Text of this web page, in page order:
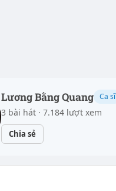
Lương Bằng Quang Ca sĩ
3 bài hát · 7.184 lượt xem
Chia sẻ